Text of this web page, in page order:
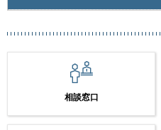
相談窓口